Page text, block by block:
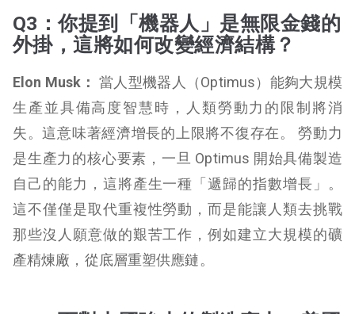
Q3：你提到「機器人」是無限金錢的
外掛，這將如何改變經濟結構？
Elon Musk： 當人型機器人（Optimus）能夠大規模
生產並具備高度智慧時，人類勞動力的限制將消
失。這意味著經濟增長的上限將不復存在。 勞動力
是生產力的核心要素，一旦 Optimus 開始具備製造
自己的能力，這將產生一種「遞歸的指數增長」。
這不僅僅是取代重複性勞動，而是能讓人類去挑戰
那些沒人願意做的艱苦工作，例如建立大規模的礦
產精煉廠，從底層重塑供應鏈。